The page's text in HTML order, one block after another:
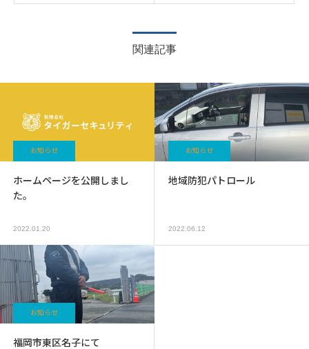
関連記事
お知らせ
ホームページを公開しまし
た。
2022.01.20
お知らせ
地域防犯パトロール
2022.06.12
お知らせ
福岡市東区名子にて